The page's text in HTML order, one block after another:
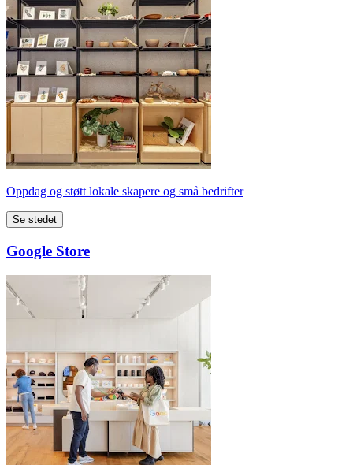
Oppdag og støtt lokale skapere og små bedrifter
Se stedet
Google Store